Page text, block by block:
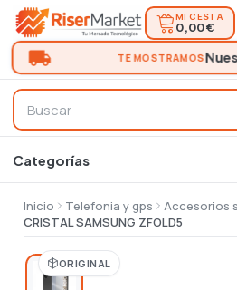
MI CESTA
0,00 €
Inicio Telefonia y gps
Accesorios
CRISTAL SAMSUNG ZFOLD5
ORIGINAL